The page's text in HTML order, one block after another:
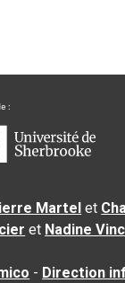
Martel et
et Nadine
- Direction